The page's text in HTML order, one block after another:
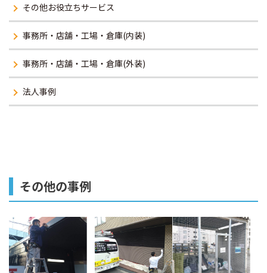
その他お役立ちサービス
事務所・店舗・工場・倉庫(内装)
事務所・店舗・工場・倉庫(外装)
法人事例
その他の事例